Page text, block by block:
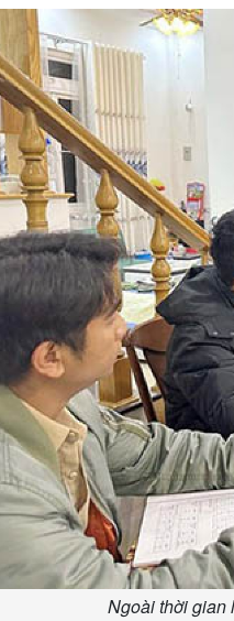
Ngoài thời gian